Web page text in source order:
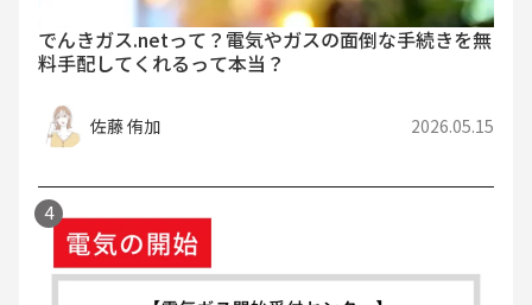
でんきガス.netって？電気やガスの面倒な手続きを無
料手配してくれるって本当？
佐藤 侑加 2026.05.15